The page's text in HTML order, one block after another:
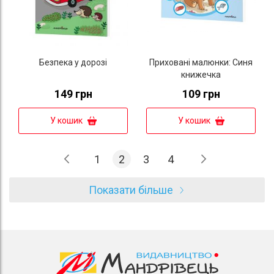
Безпека у дорозі
149 грн
У кошик
Приховані малюнки: Синя
книжечка
109 грн
У кошик
Показати більше
Сторінка
Сторінка
Попередній
Сторінка
1 You're currently reading page
2 Сторінка
3 Сторінка
4 Сторінка
Далі